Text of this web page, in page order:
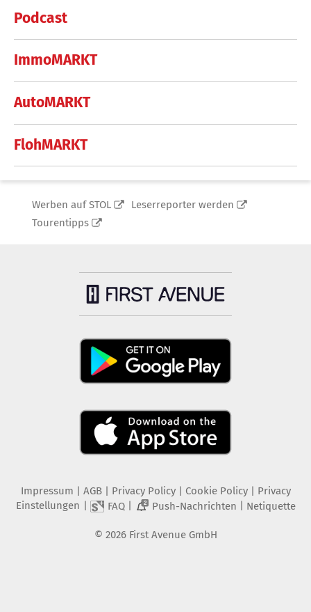
Podcast
ImmoMARKT
AutoMARKT
FlohMARKT
Werben auf STOL
Leserreporter werden
Tourentipps
Impressum AGB Privacy Policy| Cookie Policy| Privacy
Einstellungen
FAQ| 2 Push-Nachrichten Netiquette
© 2026 First Avenue GmbH